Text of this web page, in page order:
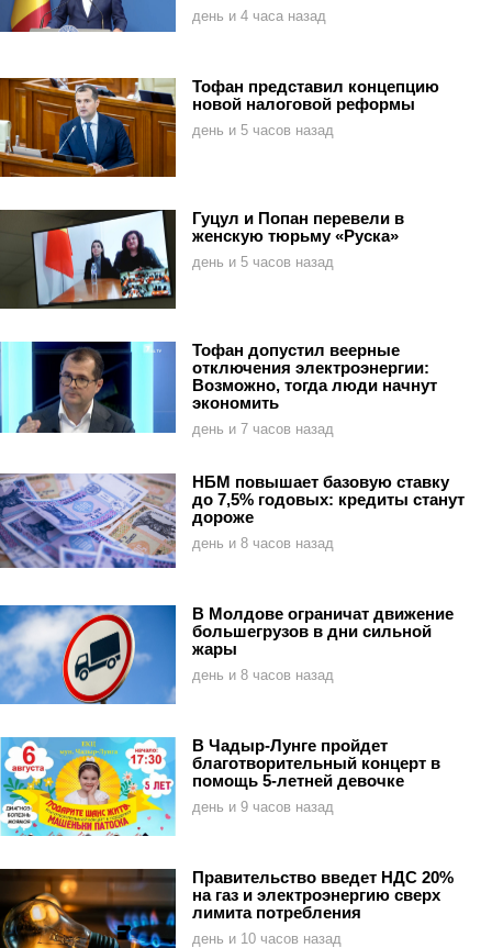
день и 4 часа назад
Тофан представил концепцию
новой налоговой реформы
день и 5 часов назад
Гуцул и Попан перевели в
женскую тюрьму «Руска»
день и 5 часов назад
Тофан допустил веерные
отключения электроэнергии:
Возможно, тогда люди начнут
экономить
день и 7 часов назад
НБМ повышает базовую ставку
до 7,5% годовых: кредиты станут
дороже
день и 8 часов назад
В Молдове ограничат движение
большегрузов в дни сильной
жары
день и 8 часов назад
В Чадыр-Лунге пройдет
благотворительный концерт в
помощь 5-летней девочке
день и 9 часов назад
Правительство введет НДС 20%
на газ и электроэнергию сверх
лимита потребления
день и 10 часов назад